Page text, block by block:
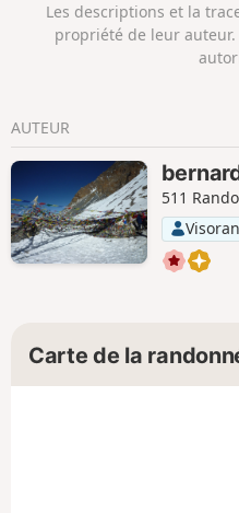
Ce parcours est damé et
Violet. Il est accessible avec
Les descriptions et la
propriété de leur
AUTEUR
511
Carte de la